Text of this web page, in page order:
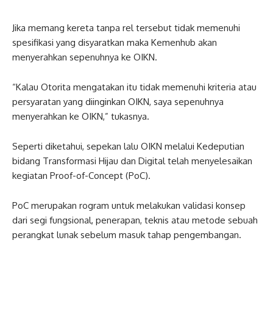
Jika memang kereta tanpa rel tersebut tidak memenuhi
spesifikasi yang disyaratkan maka Kemenhub akan
menyerahkan sepenuhnya ke OIKN.
“Kalau Otorita mengatakan itu tidak memenuhi kriteria atau
persyaratan yang diinginkan OIKN, saya sepenuhnya
menyerahkan ke OIKN,” tukasnya.
Seperti diketahui, sepekan lalu OIKN melalui Kedeputian
bidang Transformasi Hijau dan Digital telah menyelesaikan
kegiatan Proof-of-Concept (PoC).
PoC merupakan rogram untuk melakukan validasi konsep
dari segi fungsional, penerapan, teknis atau metode sebuah
perangkat lunak sebelum masuk tahap pengembangan.